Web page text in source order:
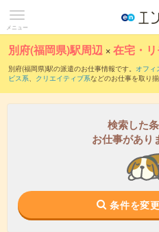
メニュー
別府(福岡県)駅周辺 ×在宅・
別府(福岡県)駅の派遣のお仕事情報です。 オフィ
ビス系、 クリエイティブ系などのお仕事を取り
検索した
お仕事があり
条件を変